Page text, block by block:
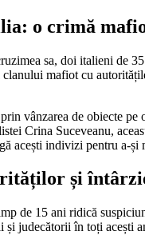
o crimă
sa, doi italieni de
mafiot cu
vânzarea de obiecte
Crina Suceveanu,
acești indivizi pentru a-
și
de 15 ani ridică
judecătorii în toți acești